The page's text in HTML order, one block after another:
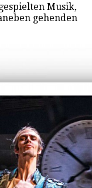
Musik,
gehenden